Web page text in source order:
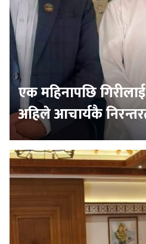
एक महिनापछि
अहिले आचार्यकै